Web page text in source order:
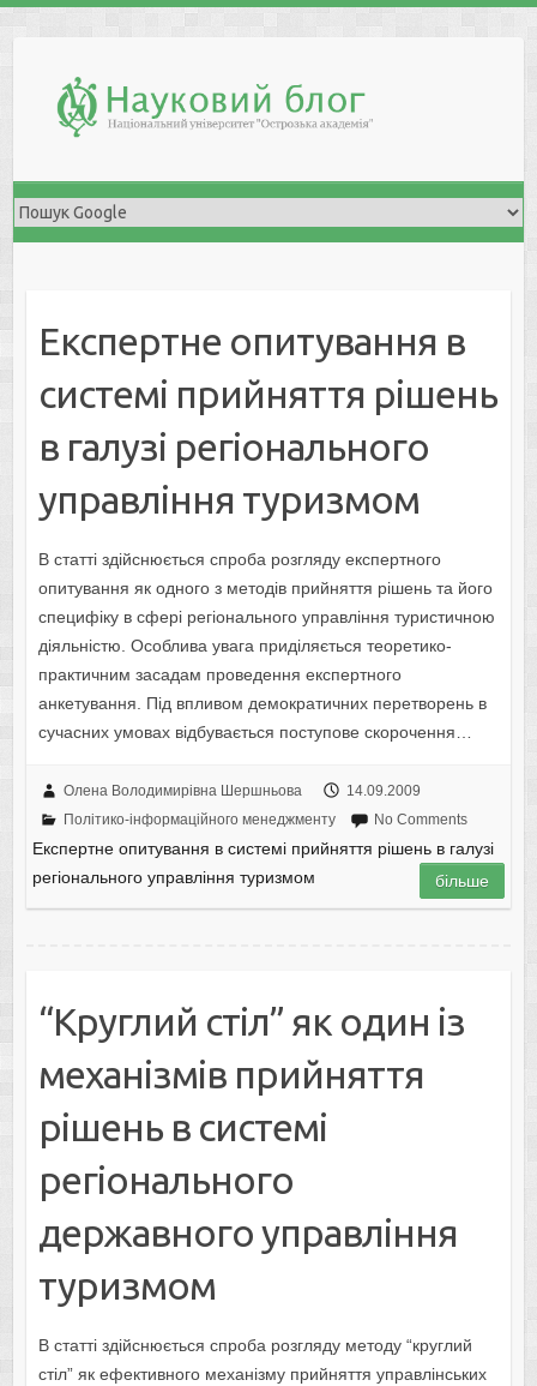
Експертне опитування в
системі прийняття рішень
в галузі регіонального
управління туризмом
В статті здійснюється спроба розгляду експертного
опитування як одного з методів прийняття рішень та його
специфіку в сфері регіонального управління туристичною
діяльністю. Особлива увага приділяється теоретико-
практичним засадам проведення експертного
анкетування. Під впливом демократичних перетворень в
сучасних умовах відбувається поступове скорочення…
Олена Володимирівна Шершньова
14.09.2009
Політико-інформаційного менеджменту
No Comments
Експертне опитування в системі прийняття рішень в галузі
регіонального управління туризмом
більше
“Круглий стіл” як один із
механізмів прийняття
рішень в системі
регіонального
державного управління
туризмом
В статті здійснюється спроба розгляду методу “круглий
стіл” як ефективного механізму прийняття управлінських